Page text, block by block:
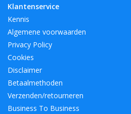
Klantenservice
Kennis
Algemene voorwaarden
Privacy Policy
Cookies
Disclaimer
Betaalmethoden
Verzenden/retourneren
Business To Business